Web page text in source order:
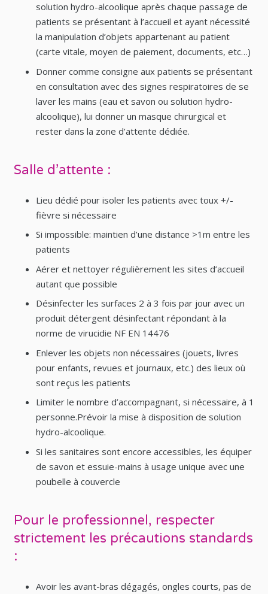
solution hydro-alcoolique après chaque passage de
patients se présentant à l’accueil et ayant nécessité
la manipulation d’objets appartenant au patient
(carte vitale, moyen de paiement, documents, etc…)
Donner comme consigne aux patients se présentant
en consultation avec des signes respiratoires de se
laver les mains (eau et savon ou solution hydro-
alcoolique), lui donner un masque chirurgical et
rester dans la zone d’attente dédiée.
Salle d’attente :
Lieu dédié pour isoler les patients avec toux +/-
fièvre si nécessaire
Si impossible: maintien d’une distance >1m entre les
patients
Aérer et nettoyer régulièrement les sites d’accueil
autant que possible
Désinfecter les surfaces 2 à 3 fois par jour avec un
produit détergent désinfectant répondant à la
norme de virucidie NF EN 14476
Enlever les objets non nécessaires (jouets, livres
pour enfants, revues et journaux, etc.) des lieux où
sont reçus les patients
Limiter le nombre d’accompagnant, si nécessaire, à 1
personne.Prévoir la mise à disposition de solution
hydro-alcoolique.
Si les sanitaires sont encore accessibles, les équiper
de savon et essuie-mains à usage unique avec une
poubelle à couvercle
Pour le professionnel, respecter
strictement les précautions standards
:
Avoir les avant-bras dégagés, ongles courts, pas de